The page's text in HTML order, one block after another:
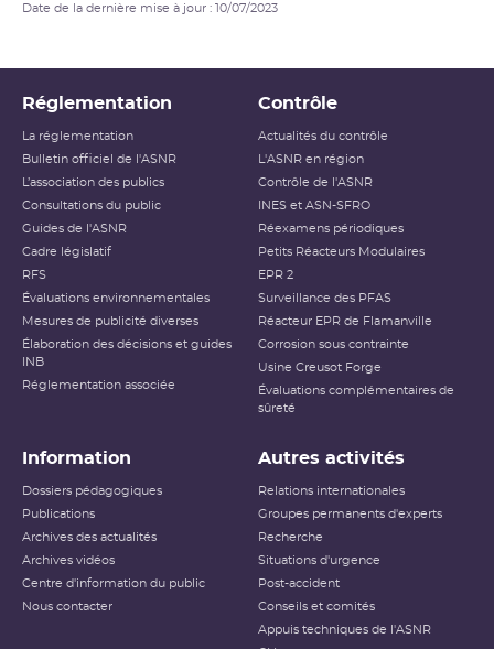
Date de la dernière mise à jour : 10/07/2023
Réglementation
La réglementation
Bulletin officiel de l'ASNR
L’association des publics
Consultations du public
Guides de l'ASNR
Cadre législatif
RFS
Évaluations environnementales
Mesures de publicité diverses
Élaboration des décisions et guides
INB
Réglementation associée
Contrôle
Actualités du contrôle
L'ASNR en région
Contrôle de l'ASNR
INES et ASN-SFRO
Réexamens périodiques
Petits Réacteurs Modulaires
EPR 2
Surveillance des PFAS
Réacteur EPR de Flamanville
Corrosion sous contrainte
Usine Creusot Forge
Évaluations complémentaires de
sûreté
Information
Dossiers pédagogiques
Publications
Archives des actualités
Archives vidéos
Centre d'information du public
Nous contacter
Autres activités
Relations internationales
Groupes permanents d'experts
Recherche
Situations d'urgence
Post-accident
Conseils et comités
Appuis techniques de l'ASNR